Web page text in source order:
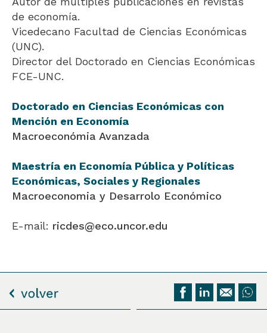
de economía.
Vicedecano Facultad de Ciencias Económicas
(UNC).
Director del Doctorado en Ciencias Económicas
FCE-UNC.
Doctorado en Ciencias Económicas con
Mención en Economía
Macroeconómia Avanzada
Maestría en Economía Pública y Políticas
Económicas, Sociales y Regionales
Macroeconomia y Desarrolo Económico
E-mail: ricdes@eco.uncor.edu